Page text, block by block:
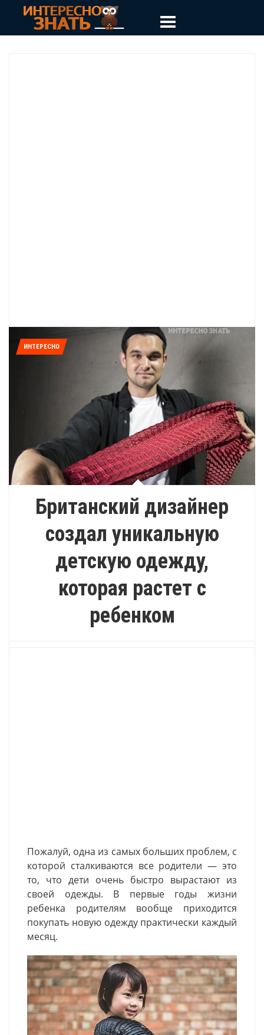
ИНТЕРЕСНО
Британский дизайнер
создал уникальную
детскую одежду,
которая растет с
ребенком
Пожалуй, одна из самых больших проблем, с
которой сталкиваются все родители — это
то, что дети очень быстро вырастают из
своей одежды. В первые годы жизни
ребенка родителям вообще приходится
покупать новую одежду практически каждый
месяц.